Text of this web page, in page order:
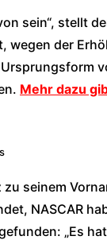
sein“, stellt
der
Mehr dazu
seinem
NASCAR
„Es